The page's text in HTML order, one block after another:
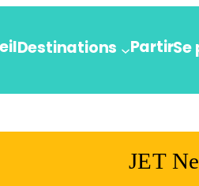
Destinations PartirSe
JET